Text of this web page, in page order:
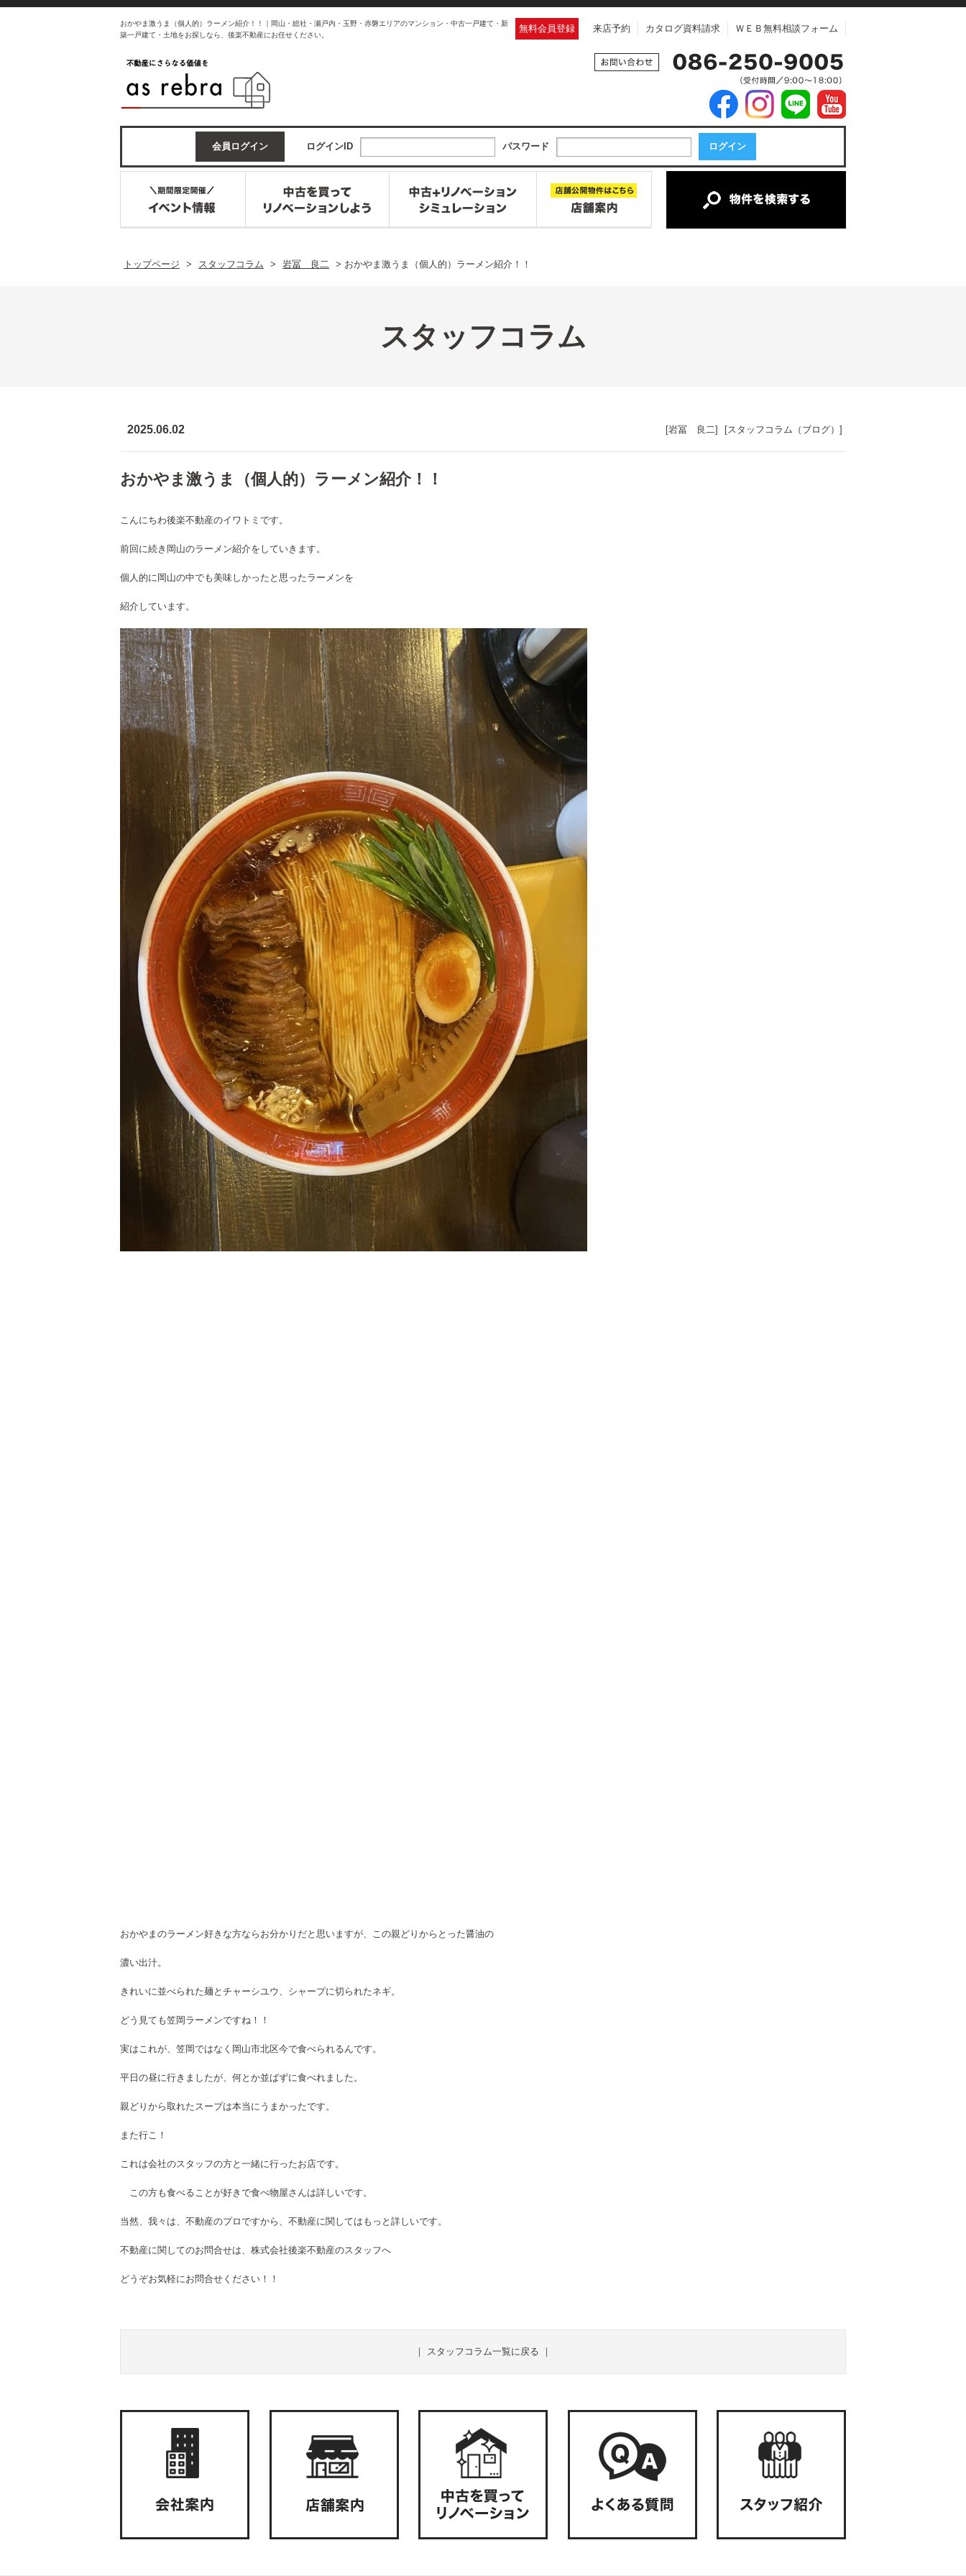
おかやま激うま（個人的）ラーメン紹介！！｜岡山・総社・瀬戸内・玉野・赤磐エリアのマンション・中古一戸建て・新
築一戸建て・土地をお探しなら、後楽不動産にお任せください。
無料会員登録 来店予約 カタログ資料請求 ＷＥＢ無料相談フォーム
会員ログイン ログインID パスワード
トップページ
> スタッフコラム > 岩冨 良二 > おかやま激うま（個人的）ラーメン紹介！！
スタッフコラム
2025.06.02 [岩冨 良二] [スタッフコラム（ブログ） ]
おかやま激うま（個人的）ラーメン紹介！！
こんにちわ後楽不動産のイワトミです。
前回に続き岡山のラーメン紹介をしていきます。
個人的に岡山の中でも美味しかったと思ったラーメンを
紹介しています。
おかやまのラーメン好きな方ならお分かりだと思いますが、この親どりからとった醤油の
濃い出汁。
きれいに並べられた麺とチャーシユウ、シャープに切られたネギ。
どう見ても笠岡ラーメンですね！！
実はこれが、笠岡ではなく岡山市北区今で食べられるんです。
平日の昼に行きましたが、何とか並ばずに食べれました。
親どりから取れたスープは本当にうまかったです。
また行こ！
これは会社のスタッフの方と一緒に行ったお店です。
この方も食べることが好きで食べ物屋さんは詳しいです。
当然、我々は、不動産のプロですから、不動産に関してはもっと詳しいです。
不動産に関してのお問合せは、株式会社後楽不動産のスタッフへ
どうぞお気軽にお問合せください！！
｜ スタッフコラム一覧に戻る ｜